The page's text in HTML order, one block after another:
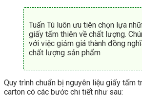
Tuấn Tú luôn ưu tiên chọn lựa
giấy tấm thiên về chất lượng.
với việc giảm giá thành đồng
chất lượng sản phẩm
Quy trình chuẩn bị nguyên liệu giấy tấm
carton có các bước chi tiết như sau: